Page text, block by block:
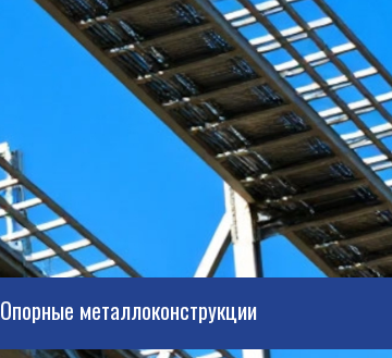
Опорные металлоконструкции